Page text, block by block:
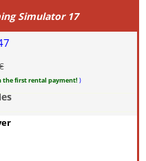
Simulator 17
the first rental payment! )